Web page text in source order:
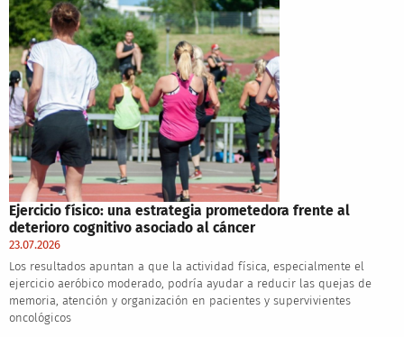
Ejercicio físico: una estrategia prometedora frente al
deterioro cognitivo asociado al cáncer
23.07.2026
Los resultados apuntan a que la actividad física, especialmente el
ejercicio aeróbico moderado, podría ayudar a reducir las quejas de
memoria, atención y organización en pacientes y supervivientes
oncológicos